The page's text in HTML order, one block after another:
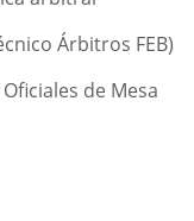
Árbitros FEB)
de Mesa